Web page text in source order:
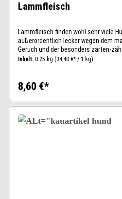
Lammfleisch
Lammfleisch finden wohl sehr viele
außerordentlich lecker wegen dem
Geruch und der besonders zarten-
Konsistenz. Auch das Fleisch-Fett-
runder und unwiderstehlicher. Für
geeignet!Zusammensetzung: 100%
Lammfleisch Analytische
Feuchtigkeit: 2%Werte unterliegen
Inhalt: 0.25 kg (34,40 €* / 1 kg)
8,60 €*